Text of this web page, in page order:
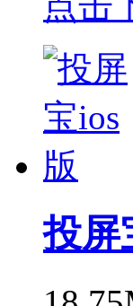
投屏